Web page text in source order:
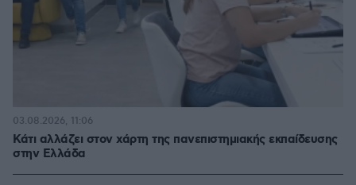
Κάτι αλλάζει στον χάρτη της πανεπιστημιακής εκπαίδευσης
στην Ελλάδα
03.08.2026, 11:06